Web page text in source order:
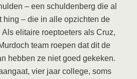
– een schuldenberg die al
hing – die in alle opzichten de
elitaire roeptoeters als Cruz,
team roepen dat dit de
hebben ze niet goed gekeken.
vier jaar college, soms